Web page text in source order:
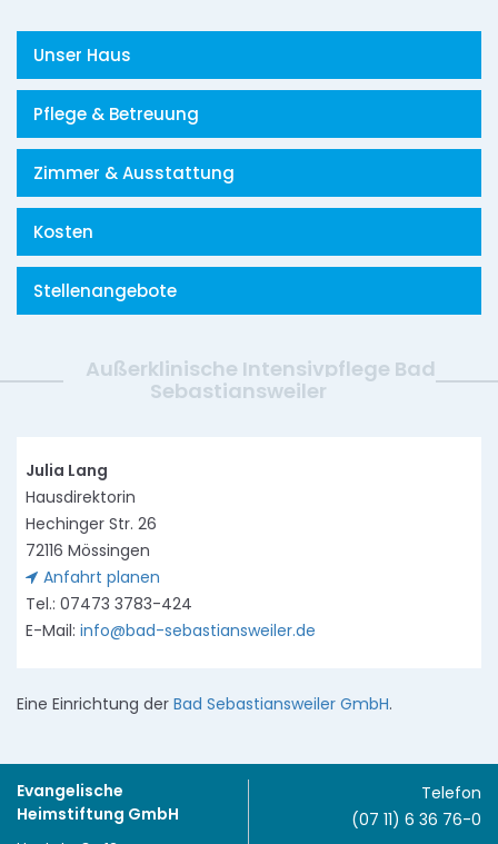
Unser Haus
Pflege & Betreuung
Zimmer & Ausstattung
Kosten
Stellenangebote
Außerklinische Intensivpflege Bad
Sebastiansweiler
Julia Lang
Hausdirektorin
Hechinger Str. 26
72116 Mössingen
Anfahrt planen
Tel.: 07473 3783-424
E-Mail: info@bad-sebastiansweiler.de
Eine Einrichtung der Bad Sebastiansweiler GmbH.
Evangelische
Heimstiftung GmbH
Telefon
(07 11) 6 36 76-0